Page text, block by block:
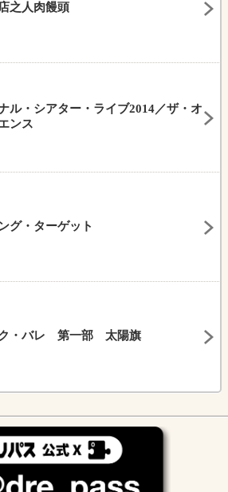
之人肉饅頭
ル・シアター・ライブ2014／ザ・オ
ンス
グ・ターゲット
・バレ 第一部 太陽旗